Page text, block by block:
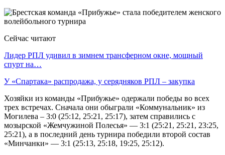
Сейчас читают
Лидер РПЛ удивил в зимнем трансферном окне, мощный
спурт на…
У «Спартака» распродажа, у серядняков РПЛ – закупка
Хозяйки из команды «Прибужье» одержали победы во всех
трех встречах. Сначала они обыграли «Коммунальник» из
Могилева – 3:0 (25:12, 25:21, 25:17), затем справились с
мозырской «Жемчужиной Полесья» — 3:1 (25:21, 25:21, 23:25,
25:21), а в последний день турнира победили второй состав
«Минчанки» — 3:1 (25:13, 25:18, 19:25, 25:12).